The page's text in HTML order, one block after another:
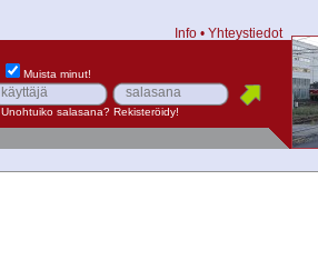
Info • Yhteystiedot
Muista minut!
Unohtuiko salasana? Rekisteröidy!